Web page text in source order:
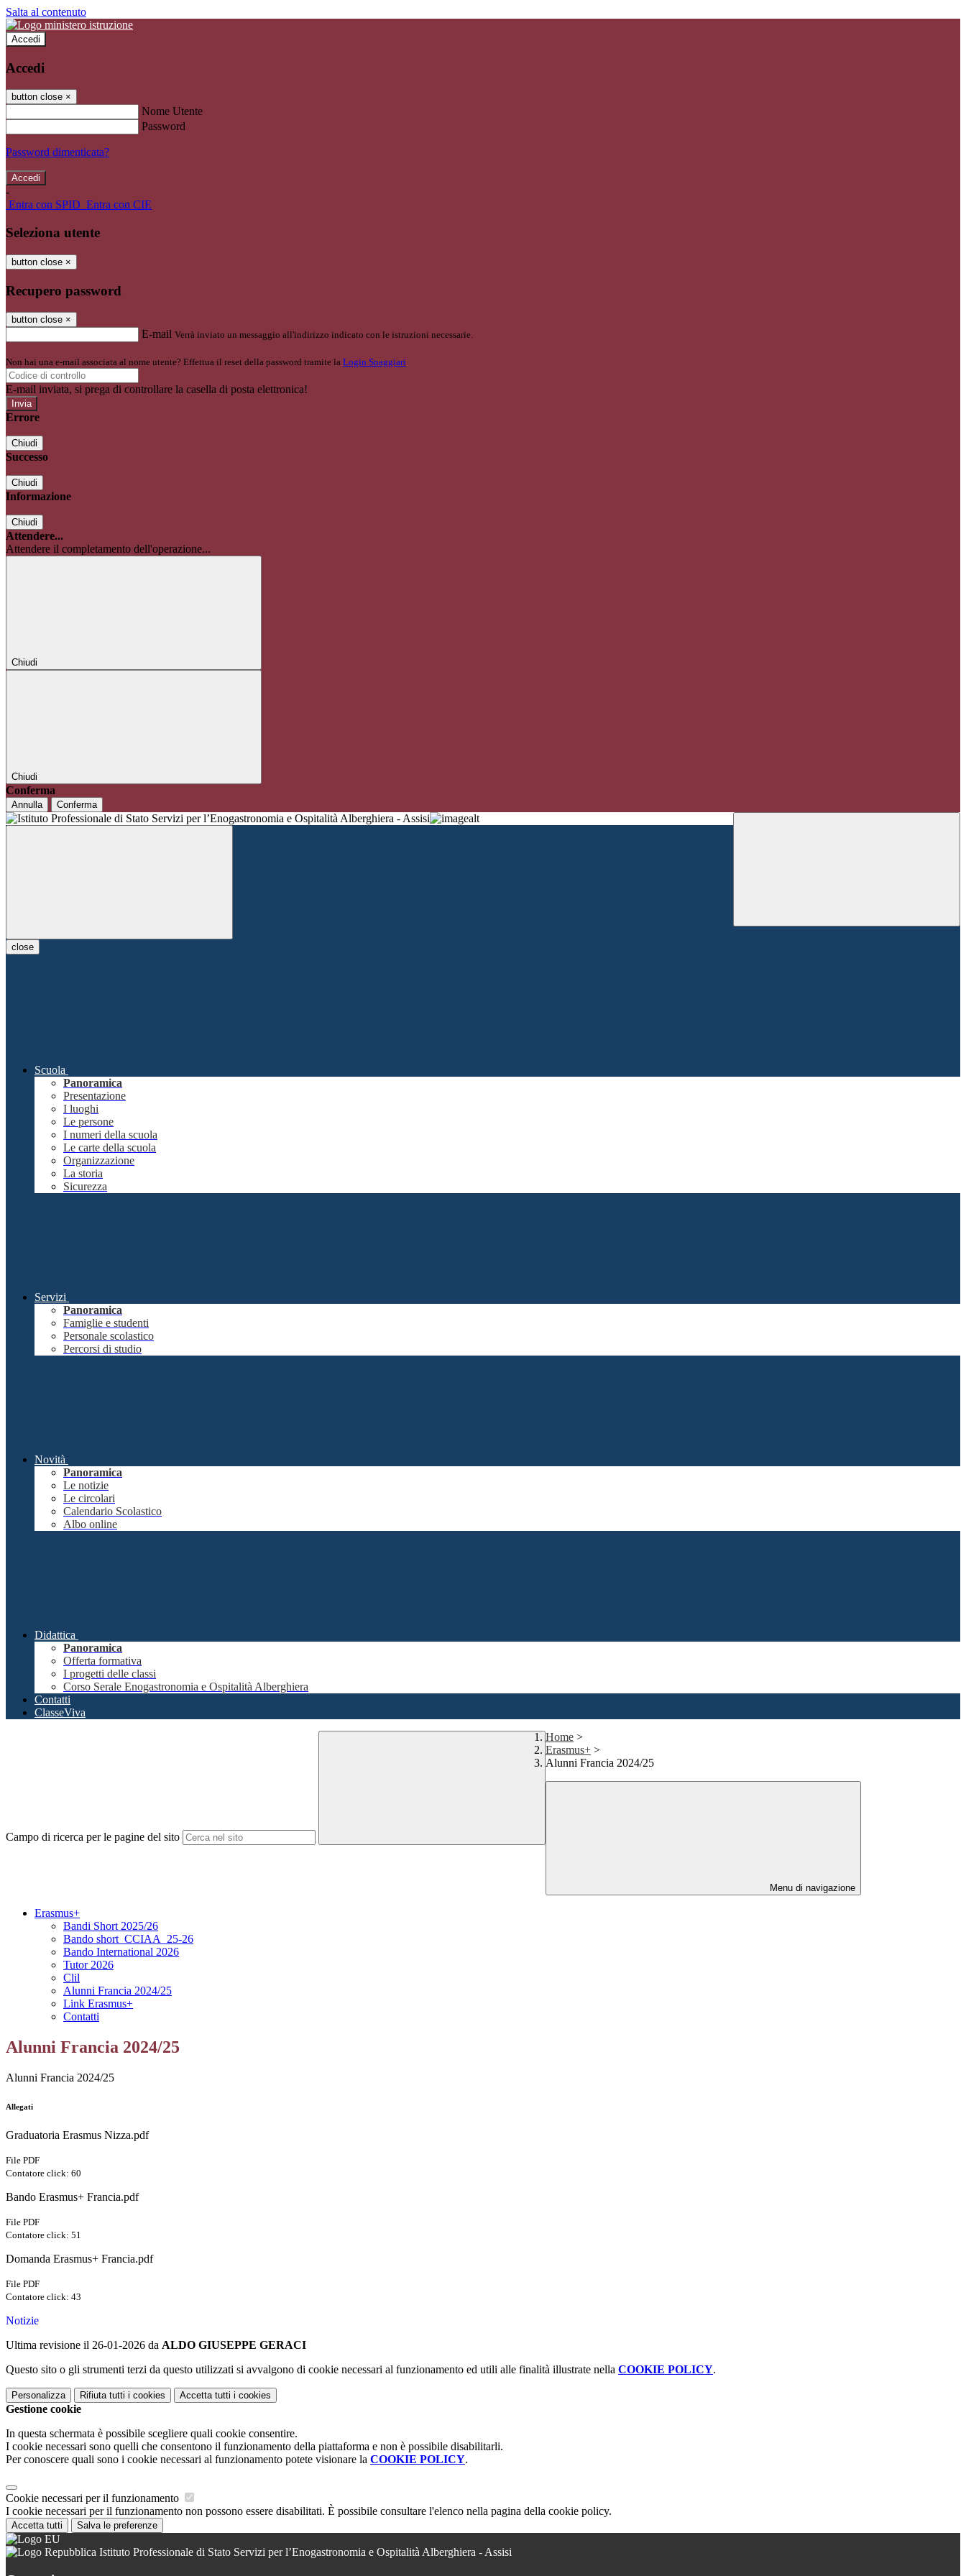
Salta al contenuto
Accedi
Accedi
button close ×
Nome Utente
Password
Password dimenticata?
-
Entra con SPID Entra con CIE
Seleziona utente
button close ×
Recupero password
button close ×
E-mail Verrà inviato un messaggio all'indirizzo indicato con le istruzioni necessarie.
Non hai una e-mail associata al nome utente? Effettua il reset della password tramite la Login Spaggiari
E-mail inviata, si prega di controllare la casella di posta elettronica!
Errore
Chiudi
Successo
Chiudi
Informazione
Chiudi
Attendere...
Attendere il completamento dell'operazione...
Chiudi
Chiudi
Conferma
Annulla Conferma
close
Scuola
Panoramica
Presentazione
I luoghi
Le persone
I numeri della scuola
Le carte della scuola
Organizzazione
La storia
Sicurezza
Servizi
Panoramica
Famiglie e studenti
Personale scolastico
Percorsi di studio
Novità
Panoramica
Le notizie
Le circolari
Calendario Scolastico
Albo online
Didattica
Panoramica
Offerta formativa
I progetti delle classi
Corso Serale Enogastronomia e Ospitalità Alberghiera
Contatti
ClasseViva
Campo di ricerca per le pagine del sito
Home >
Erasmus+ >
Alunni Francia 2024/25
Menu di navigazione
Erasmus+
Bandi Short 2025/26
Bando short_CCIAA_25-26
Bando International 2026
Tutor 2026
Clil
Alunni Francia 2024/25
Link Erasmus+
Contatti
Alunni Francia 2024/25
Alunni Francia 2024/25
Allegati
Graduatoria Erasmus Nizza.pdf
File PDF
Contatore click: 60
Bando Erasmus+ Francia.pdf
File PDF
Contatore click: 51
Domanda Erasmus+ Francia.pdf
File PDF
Contatore click: 43
Notizie
Ultima revisione il 26-01-2026 da ALDO GIUSEPPE GERACI
Questo sito o gli strumenti terzi da questo utilizzati si avvalgono di cookie necessari al funzionamento ed utili alle finalità illustrate nella COOKIE POLICY.
Personalizza Rifiuta tutti i cookies Accetta tutti i cookies
Gestione cookie
In questa schermata è possibile scegliere quali cookie consentire.
I cookie necessari sono quelli che consentono il funzionamento della piattaforma e non è possibile disabilitarli.
Per conoscere quali sono i cookie necessari al funzionamento potete visionare la COOKIE POLICY.
Cookie necessari per il funzionamento
I cookie necessari per il funzionamento non possono essere disabilitati. È possibile consultare l'elenco nella pagina della cookie policy.
Accetta tutti Salva le preferenze
Istituto Professionale di Stato Servizi per l’Enogastronomia e Ospitalità Alberghiera - Assisi